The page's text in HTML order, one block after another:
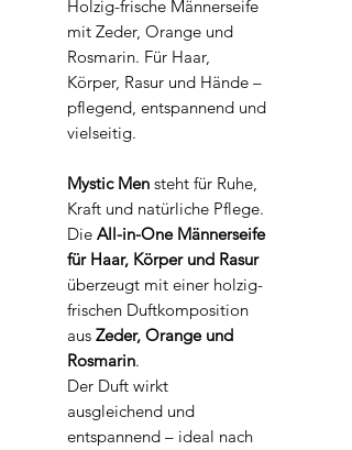
Holzig-frische Männerseife
mit Zeder, Orange und
Rosmarin. Für Haar,
Körper, Rasur und Hände –
pflegend, entspannend und
vielseitig.
Mystic Men steht für Ruhe,
Kraft und natürliche Pflege.
Die All-in-One Männerseife
für Haar, Körper und Rasur
überzeugt mit einer holzig-
frischen Duftkomposition
aus Zeder, Orange und
Rosmarin.
Der Duft wirkt
ausgleichend und
entspannend – ideal nach